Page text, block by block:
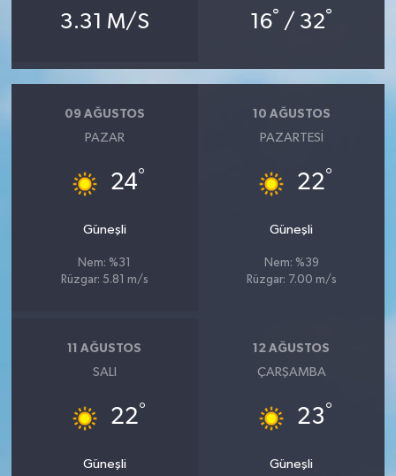
3.31 M/S 16° / 32°
09 AĞUSTOS
PAZAR
24°
Güneşli
Nem: %31
Rüzgar: 5.81 m/s
10 AĞUSTOS
PAZARTESI
22°
Güneşli
Nem: %39
Rüzgar: 7.00 m/s
11 AĞUSTOS
SALI
22°
Güneşli
12 AĞUSTOS
ÇARŞAMBA
23°
Güneşli